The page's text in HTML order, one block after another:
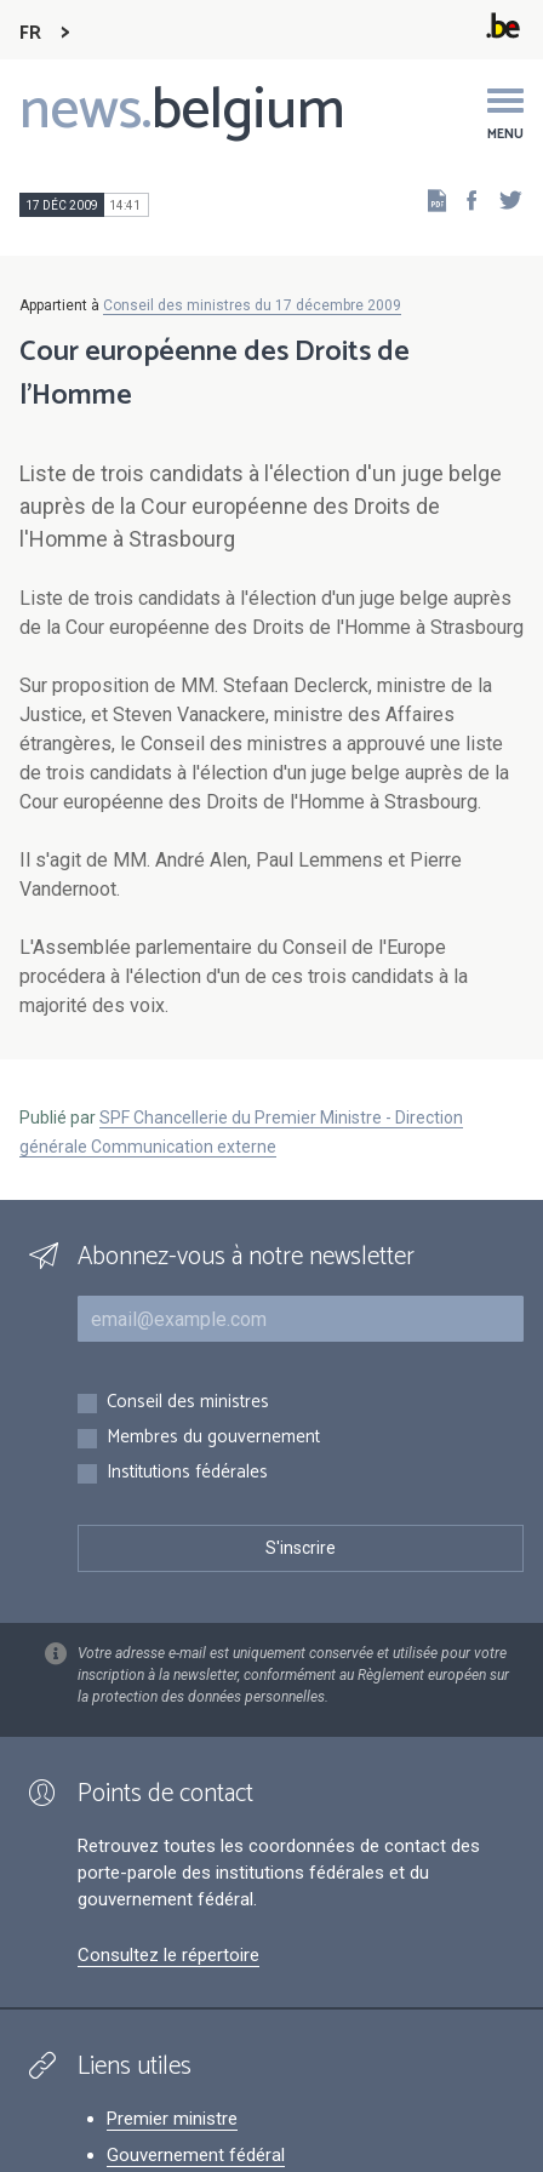
FR
news.belgium MENU
Main
navigation
17 DÉC 2009 14:41
Appartient à Conseil des ministres du 17 décembre 2009
Cour européenne des Droits de
l'Homme
Liste de trois candidats à l'élection d'un juge belge
auprès de la Cour européenne des Droits de
l'Homme à Strasbourg
Liste de trois candidats à l'élection d'un juge belge auprès
de la Cour européenne des Droits de l'Homme à Strasbourg
Sur proposition de MM. Stefaan Declerck, ministre de la
Justice, et Steven Vanackere, ministre des Affaires
étrangères, le Conseil des ministres a approuvé une liste
de trois candidats à l'élection d'un juge belge auprès de la
Cour européenne des Droits de l'Homme à Strasbourg.
Il s'agit de MM. André Alen, Paul Lemmens et Pierre
Vandernoot.
L'Assemblée parlementaire du Conseil de l'Europe
procédera à l'élection d'un de ces trois candidats à la
majorité des voix.
Publié parSPF Chancellerie du Premier Ministre - Direction
générale Communication externe
Abonnez-vous à notre newsletter
Courriel
Inscriptions
Conseil des ministres
Membres du gouvernement
Institutions fédérales
Votre adresse e-mail est uniquement conservée et utilisée pour votre
inscription à la newsletter, conformément au Règlement européen sur
la protection des données personnelles.
Points de contact
Retrouvez toutes les coordonnées de contact des
porte-parole des institutions fédérales et du
gouvernement fédéral.
Consultez le répertoire
Liens utiles
Premier ministre
Gouvernement fédéral